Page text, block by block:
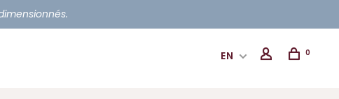
EN 0